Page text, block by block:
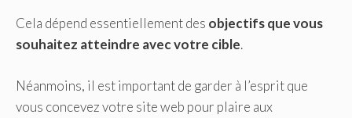
Cela dépend essentiellement des objectifs que vous
souhaitez atteindre avec votre cible.
Néanmoins, il est important de garder à l’esprit que
vous concevez votre site web pour plaire aux